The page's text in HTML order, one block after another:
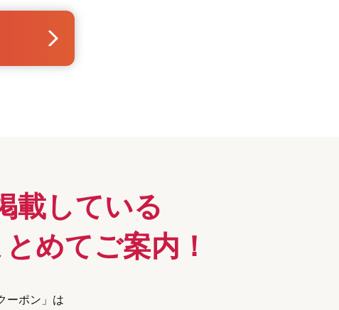
載している
とめてご案内！
ーポン」は